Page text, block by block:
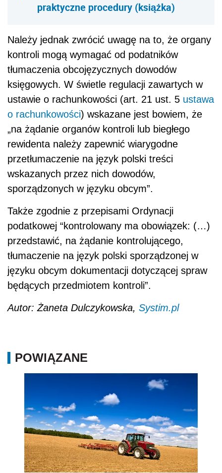
praktyczne procedury (książka)
Należy jednak zwrócić uwagę na to, że organy
kontroli mogą wymagać od podatników
tłumaczenia obcojęzycznych dowodów
księgowych. W świetle regulacji zawartych w
ustawie o rachunkowości (art. 21 ust. 5 ustawa
o rachunkowości) wskazane jest bowiem, że
„na żądanie organów kontroli lub biegłego
rewidenta należy zapewnić wiarygodne
przetłumaczenie na język polski treści
wskazanych przez nich dowodów,
sporządzonych w języku obcym”.
Także zgodnie z przepisami Ordynacji
podatkowej “kontrolowany ma obowiązek: (…)
przedstawić, na żądanie kontrolującego,
tłumaczenie na język polski sporządzonej w
języku obcym dokumentacji dotyczącej spraw
będących przedmiotem kontroli”.
Autor: Żaneta Dulczykowska, Systim.pl
POWIĄZANE